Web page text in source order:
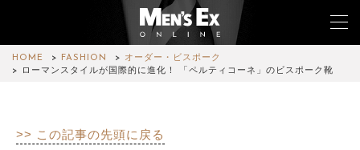
HOME FASHION
オーダー・ビスポーク
ローマンスタイルが国際的に進化！ 「ペルティコーネ」のビスポーク靴
>> この記事の先頭に戻る
FASHION